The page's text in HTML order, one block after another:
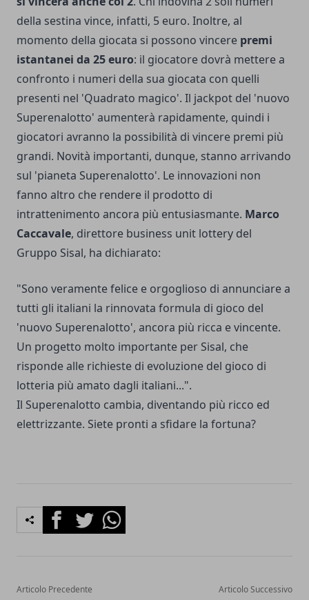
della sestina vince, infatti, 5 euro. Inoltre, al
momento della giocata si possono vincere premi
istantanei da 25 euro: il giocatore dovrà mettere a
confronto i numeri della sua giocata con quelli
presenti nel 'Quadrato magico'. Il jackpot del 'nuovo
Superenalotto' aumenterà rapidamente, quindi i
giocatori avranno la possibilità di vincere premi più
grandi. Novità importanti, dunque, stanno arrivando
sul 'pianeta Superenalotto'. Le innovazioni non
fanno altro che rendere il prodotto di
intrattenimento ancora più entusiasmante. Marco
Caccavale, direttore business unit lottery del
Gruppo Sisal, ha dichiarato:
"Sono veramente felice e orgoglioso di annunciare a
tutti gli italiani la rinnovata formula di gioco del
'nuovo Superenalotto', ancora più ricca e vincente.
Un progetto molto importante per Sisal, che
risponde alle richieste di evoluzione del gioco di
lotteria più amato dagli italiani...".
Il Superenalotto cambia, diventando più ricco ed
elettrizzante. Siete pronti a sfidare la fortuna?
FacebookTwitterWhatsapp
Articolo Precedente Articolo Successivo